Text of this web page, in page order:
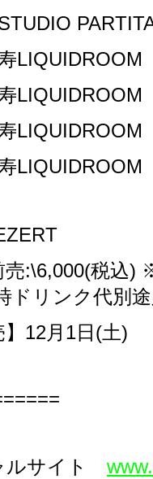
LIQUIDROOM
LIQUIDROOM
LIQUIDROOM
LIQUIDROOM
売:\6,000(税込)
ドリンク代別
12月 1日 (土)
ルサイト